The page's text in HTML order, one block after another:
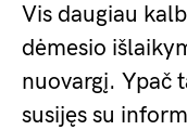
Vis daugiau
dėmesio
nuovargį. Ypač
susijęs su